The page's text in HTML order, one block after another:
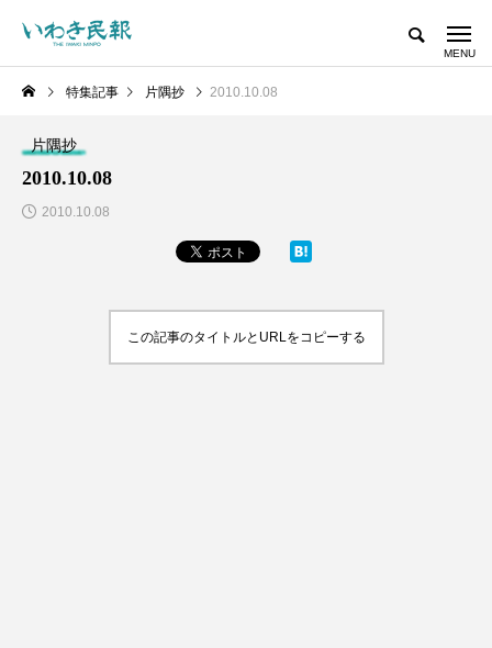
特集記事 片隅抄 2010.10.08
片隅抄
2010.10.08
2010.10.08
この記事のタイトルとURLをコピーする